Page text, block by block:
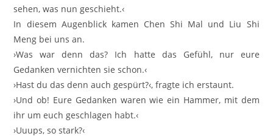
sehen, was nun geschieht.‹
In diesem Augenblick kamen Chen Shi Mal und Liu Shi
Meng bei uns an.
›Was war denn das? Ich hatte das Gefühl, nur eure
Gedanken vernichten sie schon.‹
›Hast du das denn auch gespürt?‹, fragte ich erstaunt.
›Und ob! Eure Gedanken waren wie ein Hammer, mit dem
ihr um euch geschlagen habt.‹
›Uuups, so stark?‹